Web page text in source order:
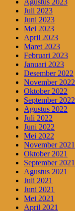
Agustus 2023
Juli 2023
Juni 2023
Mei 2023
April 2023
Maret 2023
Februari 2023
Januari 2023
Desember 2022
November 2022
Oktober 2022
September 2022
Agustus 2022
Juli 2022
Juni 2022
Mei 2022
November 2021
Oktober 2021
September 2021
Agustus 2021
Juli 2021
Juni 2021
Mei 2021
April 2021